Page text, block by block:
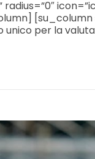
radius=”0″
[su_column
per la